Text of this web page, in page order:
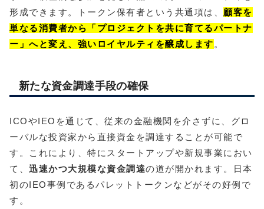
形成できます。トークン保有者という共通項は、 顧客を
単なる消費者から「プロジェクトを共に育てるパートナ
ー」へと変え、強いロイヤルティを醸成します 。
新たな資金調達手段の確保
ICOやIEOを通じて、従来の金融機関を介さずに、グロ
ーバルな投資家から直接資金を調達することが可能で
す。これにより、特にスタートアップや新規事業におい
て、 迅速かつ大規模な資金調達の道が開かれます。日本
初のIEO事例であるパレットトークンなどがその好例で
す。